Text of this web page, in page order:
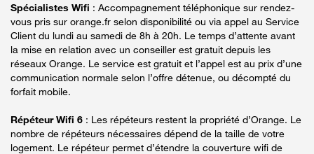
Spécialistes Wifi : Accompagnement téléphonique sur rendez-
vous pris sur orange.fr selon disponibilité ou via appel au Service
Client du lundi au samedi de 8h à 20h. Le temps d’attente avant
la mise en relation avec un conseiller est gratuit depuis les
réseaux Orange. Le service est gratuit et l’appel est au prix d’une
communication normale selon l’offre détenue, ou décompté du
forfait mobile.
Répéteur Wifi 6 : Les répéteurs restent la propriété d’Orange. Le
nombre de répéteurs nécessaires dépend de la taille de votre
logement. Le répéteur permet d’étendre la couverture wifi de